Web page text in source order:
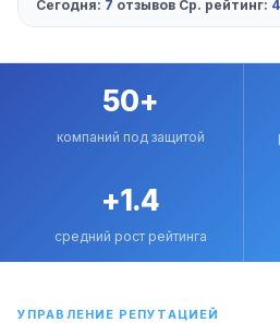
Сегодня: 7 отзывов Ср. рейтинг:
50+
компаний под защитой
+1.4
средний рост рейтинга
УПРАВЛЕНИЕ РЕПУТАЦИЕЙ